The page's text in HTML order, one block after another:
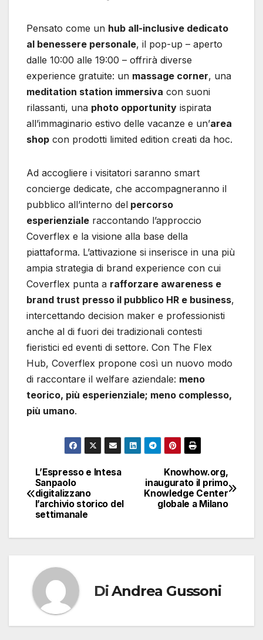
Pensato come un hub all-inclusive dedicato
al benessere personale, il pop-up – aperto
dalle 10:00 alle 19:00 – offrirà diverse
experience gratuite: un massage corner, una
meditation station immersiva con suoni
rilassanti, una photo opportunity ispirata
all’immaginario estivo delle vacanze e un’area
shop con prodotti limited edition creati da hoc.
Ad accogliere i visitatori saranno smart
concierge dedicate, che accompagneranno il
pubblico all’interno del percorso
esperienziale raccontando l’approccio
Coverflex e la visione alla base della
piattaforma. L’attivazione si inserisce in una più
ampia strategia di brand experience con cui
Coverflex punta a rafforzare awareness e
brand trust presso il pubblico HR e business,
intercettando decision maker e professionisti
anche al di fuori dei tradizionali contesti
fieristici ed eventi di settore. Con The Flex
Hub, Coverflex propone così un nuovo modo
di raccontare il welfare aziendale: meno
teorico, più esperienziale; meno complesso,
più umano.
Navigazione
articoli
Knowhow.org,
inaugurato il primo
Knowledge Center
globale a Milano
L’Espresso e Intesa
Sanpaolo
digitalizzano
l’archivio storico del
settimanale
DiAndrea Gussoni